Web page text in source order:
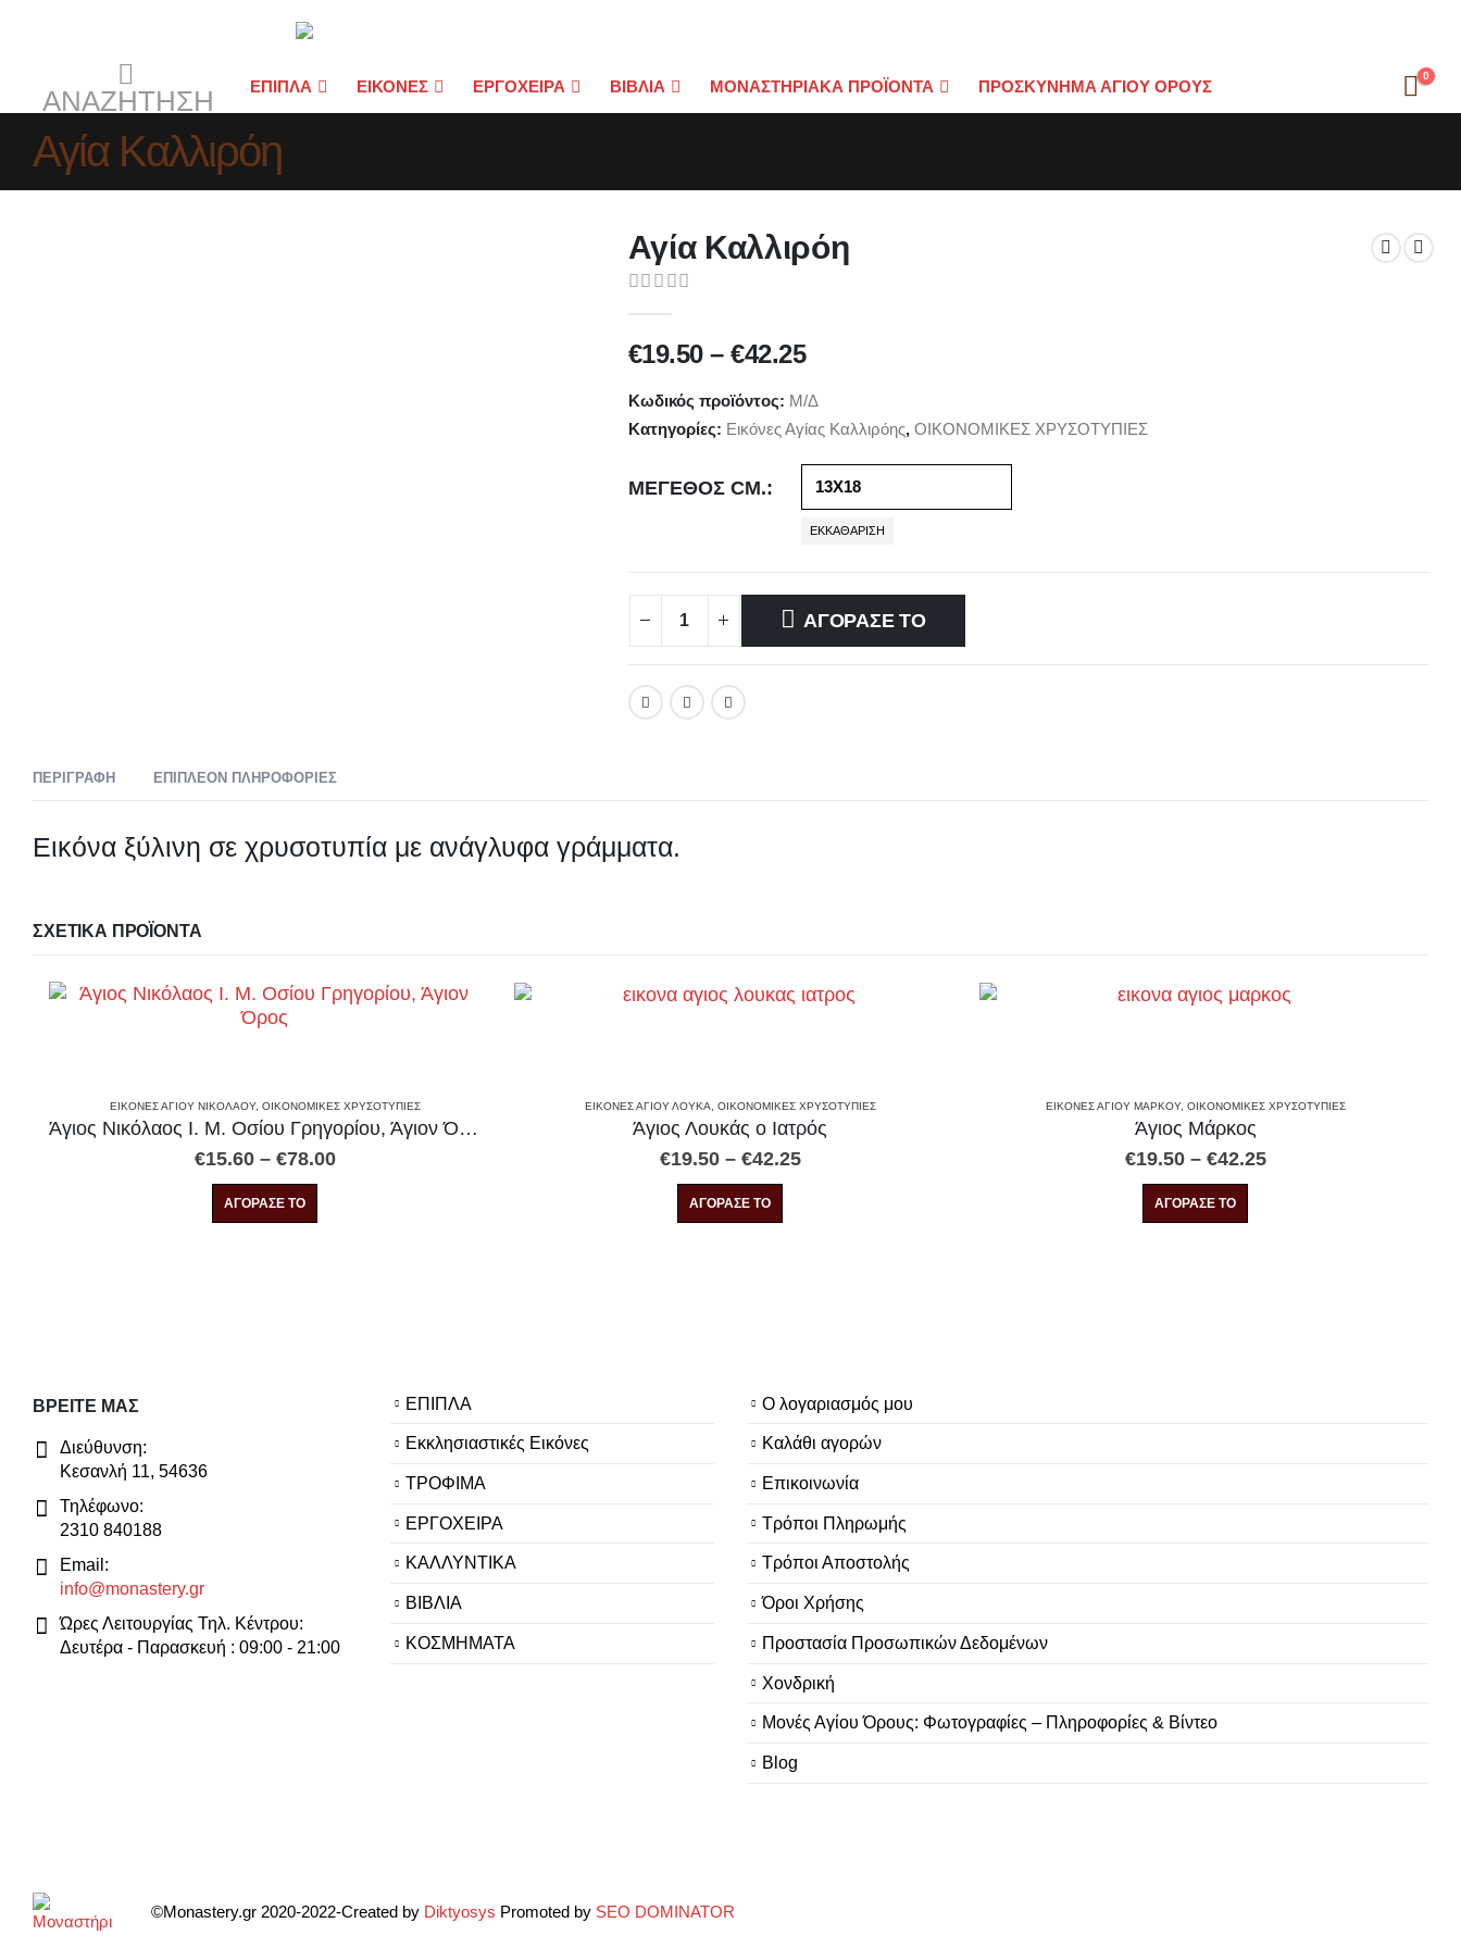
ΑΝΑΖΉΤΗΣΗ ΕΠΙΠΛΑ ΕΙΚΟΝΕΣ ΕΡΓΟΧΕΙΡΑ ΒΙΒΛΙΑ ΜΟΝΑΣΤΗΡΙΑΚΑ ΠΡΟΪΟΝΤΑ ΠΡΟΣΚΎΝΗΜΑ ΑΓΊΟΥ ΌΡΟΥΣ
0
Αγία Καλλιρόη
Αγία Καλλιρόη
0out of 5
€19.50 – €42.25Price
€19.50
through
€42.25
Κωδικός προϊόντος: Μ/Δ
Κατηγορίες: Εικόνες Αγίας Καλλιρόης, ΟΙΚΟΝΟΜΙΚΕΣ ΧΡΥΣΟΤΥΠΙΕΣ
ΜΕΓΕΘΟΣ CM.
ΕΚΚΑΘΆΡΙΣΗ
ΑΓΟΡΑΣΕ ΤΟ
ΠΕΡΙΓΡΑΦΉ ΕΠΙΠΛΈΟΝ ΠΛΗΡΟΦΟΡΊΕΣ
Εικόνα ξύλινη σε χρυσοτυπία με ανάγλυφα γράμματα.
ΣΧΕΤΙΚΆ ΠΡΟΪΌΝΤΑ
ΕΙΚΌΝΕΣ ΑΓΊΟΥ ΝΙΚΟΛΆΟΥ, ΟΙΚΟΝΟΜΙΚΕΣ ΧΡΥΣΟΤΥΠΙΕΣ
Άγιος Νικόλαος Ι. Μ. Οσίου Γρηγορίου, Άγιον Όρος
€15.60 – €78.00Price
ΑΓΟΡΑΣΕ ΤΟ
Αυτό το προϊόν έχει πολλαπλές παραλλαγές. Οι επιλογές μπορούν να επιλεγούν στη σελίδα του προϊόντος
ΕΙΚΌΝΕΣ ΑΓΊΟΥ ΛΟΥΚΆ ΟΙΚΟΝΟΜΙΚΕΣ ΧΡΥΣΟΤΥΠΙΕΣ
Άγιος Λουκάς ο Ιατρός
€19.50 – €42.25Price
ΑΓΟΡΑΣΕ ΤΟ
Αυτό το προϊόν έχει πολλαπλές παραλλαγές. Οι επιλογές μπορούν να επιλεγούν στη σελίδα του προϊόντος
ΕΙΚΌΝΕΣ ΑΓΊΟΥ ΜΆΡΚΟΥ, ΟΙΚΟΝΟΜΙΚΕΣ ΧΡΥΣΟΤΥΠΙΕΣ
Άγιος Μάρκος
€19.50 – €42.25Price
ΑΓΟΡΑΣΕ ΤΟ
Αυτό το προϊόν έχει πολλαπλές παραλλαγές. Οι επιλογές μπορούν να επιλεγούν στη σελίδα του προϊόντος
ΒΡΕΊΤΕ ΜΑΣ
Διεύθυνση:
Κεσανλή 11, 54636
Τηλέφωνο:
2310 840188
Email:
info@monastery.gr
Ώρες Λειτουργίας Τηλ. Κέντρου:
Δευτέρα - Παρασκευή : 09:00 - 21:00
ΕΠΙΠΛΑ
Εκκλησιαστικές Εικόνες
ΤΡΟΦΙΜΑ
ΕΡΓΟΧΕΙΡΑ
ΚΑΛΛΥΝΤΙΚΑ
ΒΙΒΛΙΑ
ΚΟΣΜΗΜΑΤΑ
Ο λογαριασμός μου
Καλάθι αγορών
Επικοινωνία
Τρόποι Πληρωμής
Τρόποι Αποστολής
Όροι Χρήσης
Προστασία Προσωπικών Δεδομένων
Χονδρική
Μονές Αγίου Όρους: Φωτογραφίες – Πληροφορίες & Βίντεο
Blog
©Monastery.gr 2020-2022-Created by Diktyosys Promoted by SEO DOMINATOR